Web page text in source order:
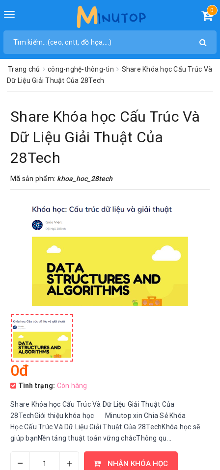
Toggle
0
Trang chủ công-nghệ-thông-tin
Share Khóa học Cấu Trúc Và
Dữ Liệu Giải Thuật Của 28Tech
Share Khóa học Cấu Trúc Và
Dữ Liệu Giải Thuật Của
28Tech
Mã sản phẩm: khoa_hoc_28tech
0đ
Tình trạng: Còn hàng
Share Khóa học Cấu Trúc Và Dữ Liệu Giải Thuật Của
28TechGiới thiệu khóa học Minutop xin Chia Sẻ Khóa
Học Cấu Trúc Và Dữ Liệu Giải Thuật Của 28TechKhóa học sẽ
giúp bạnNền tảng thuật toán vững chắcThông qu...
– + NHẬN KHÓA HỌC